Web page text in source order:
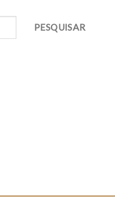
PESQUISAR